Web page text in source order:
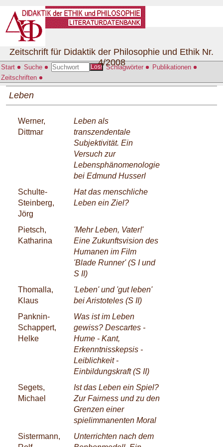
Start Suche Los! Schlagwörter
Publikationen
Zeitschriften
Zeitschrift für Didaktik der Philosophie und Ethik Nr.
4/2008
Leben
Werner,
Dittmar
Leben als
transzendentale
Subjektivität. Ein
Versuch zur
Lebensphänomenologie
bei Edmund Husserl
Schulte-
Steinberg,
Jörg
Hat das menschliche
Leben ein Ziel?
Pietsch,
Katharina
'Mehr Leben, Vater!'
Eine Zukunftsvision des
Humanen im Film
'Blade Runner' (S I und
S II)
Thomalla,
Klaus
'Leben' und 'gut leben'
bei Aristoteles (S II)
Panknin-
Schappert,
Helke
Was ist im Leben
gewiss? Descartes -
Hume - Kant,
Erkenntnisskepsis -
Leiblichkeit -
Einbildungskraft (S II)
Segets,
Michael
Ist das Leben ein Spiel?
Zur Fairness und zu den
Grenzen einer
spielimmanenten Moral
Sistermann,
Unterrichten nach dem